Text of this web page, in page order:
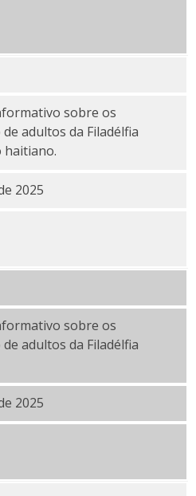
sobre os
adultos da Filadélfia
haitiano.
2025
sobre os
adultos da Filadélfia
2025